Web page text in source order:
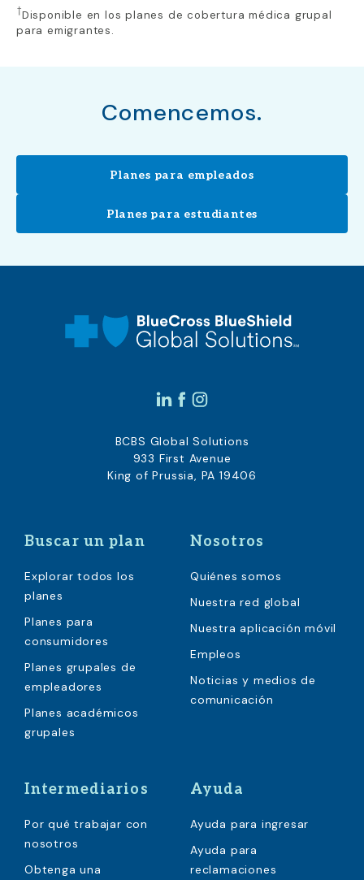
†Disponible en los planes de cobertura médica grupal
para emigrantes.
Comencemos.
Planes para empleados
Planes para estudiantes
Buscar un plan
Explorar todos los
planes
Planes para
consumidores
Planes grupales de
empleadores
Planes académicos
grupales
Nosotros
Quiénes somos
Nuestra red global
Nuestra aplicación móvil
Empleos
Noticias y medios de
comunicación
Intermediarios
Por qué trabajar con
nosotros
Obtenga una
Ayuda
Ayuda para ingresar
Ayuda para
reclamaciones
BCBS Global Solutions
933 First Avenue
King of Prussia, PA 19406